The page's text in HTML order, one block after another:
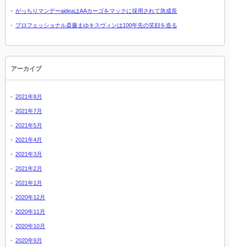
がっちりマンデーaideaはAAカーゴをマックに採用されて急成長
プロフェッショナル斎藤まゆキスヴィンは100年先の笑顔を造る
アーカイブ
2021年8月
2021年7月
2021年5月
2021年4月
2021年3月
2021年2月
2021年1月
2020年12月
2020年11月
2020年10月
2020年9月